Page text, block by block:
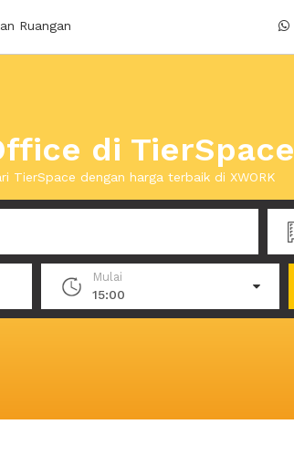
Ruangan
di TierSpace
TierSpace dengan harga terbaik di XWORK
Mulai
15:00